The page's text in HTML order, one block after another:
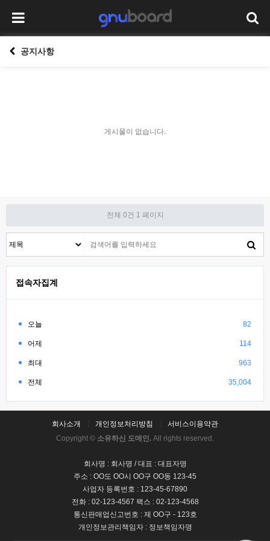
공지사항
게시물이 없습니다.
전체 0건 1 페이지
접속자집계
오늘 82
어제 114
최대 963
전체 35,004
회사소개 개인정보처리방침
서비스이용약관
Copyright © 소유하신 도메인. All rights reserved.
회사명 : 회사명 / 대표 : 대표자명
주소 : OO도 OO시 OO구 OO동 123-45
사업자 등록번호 : 123-45-67890
전화 : 02-123-4567 팩스 : 02-123-4568
통신판매업신고번호 : 제 OO구 - 123호
개인정보관리책임자 : 정보책임자명